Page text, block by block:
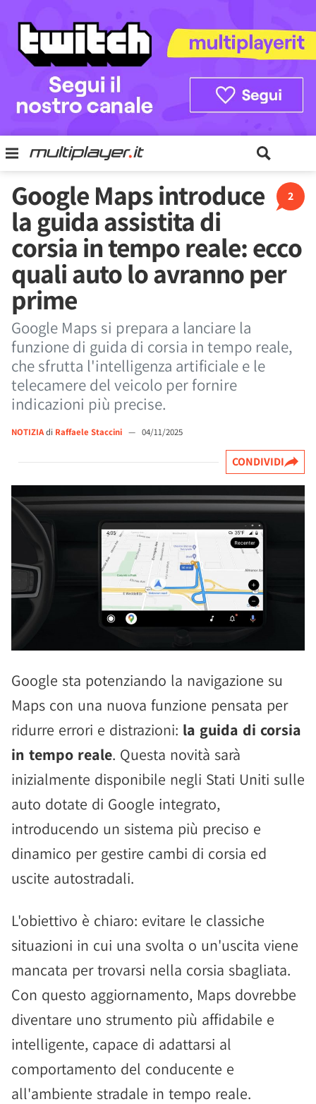
2
Google Maps introduce
la guida assistita di
corsia in tempo reale: ecco
quali auto lo avranno per
prime
Google Maps si prepara a lanciare la
funzione di guida di corsia in tempo reale,
che sfrutta l'intelligenza artificiale e le
telecamere del veicolo per fornire
indicazioni più precise.
NOTIZIAdi Raffaele Staccini — 04/11/2025
CONDIVIDI
Google sta potenziando la navigazione su
Maps con una nuova funzione pensata per
ridurre errori e distrazioni: la guida di corsia
in tempo reale. Questa novità sarà
inizialmente disponibile negli Stati Uniti sulle
auto dotate di Google integrato,
introducendo un sistema più preciso e
dinamico per gestire cambi di corsia ed
uscite autostradali.
L'obiettivo è chiaro: evitare le classiche
situazioni in cui una svolta o un'uscita viene
mancata per trovarsi nella corsia sbagliata.
Con questo aggiornamento, Maps dovrebbe
diventare uno strumento più affidabile e
intelligente, capace di adattarsi al
comportamento del conducente e
all'ambiente stradale in tempo reale.